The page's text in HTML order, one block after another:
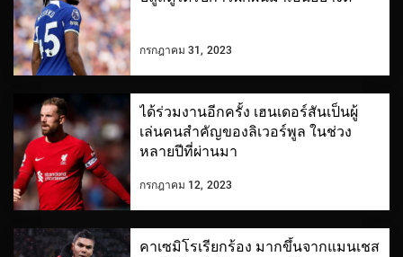
กรกฎาคม 31, 2023
ได้ร่วมงานอีกครั้ง เฮนเดอร์สันเป็นผู้
เล่นคนสำคัญของลิเวอร์พูล ในช่วง
หลายปีที่ผ่านมา
กรกฎาคม 12, 2023
คาเซมิโรเรียกร้อง มากขึ้นจากแมนเชส